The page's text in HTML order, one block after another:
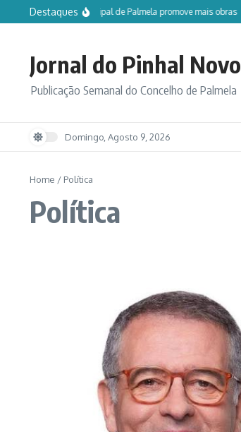
Ir para o conteúdo
Destaques
Câmara Municipal de Palmela promove mais obras
Jornal do Pinhal Novo
Publicação Semanal do Concelho de Palmela
Domingo, Agosto 9, 2026
Home / Política
Política